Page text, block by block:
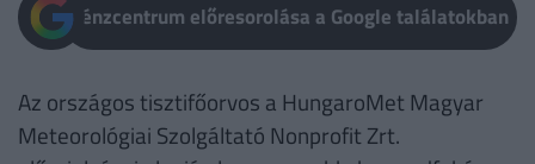
Pénzcentrum előresorolása a Google találatokban
Az országos tisztifőorvos a HungaroMet Magyar
Meteorológiai Szolgáltató Nonprofit Zrt.